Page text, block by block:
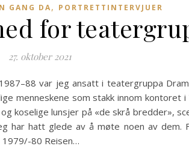
GANG DA, PORTRETTINTERVJUER
for
27. oktober 2021
var jeg ansatt i teatergruppa
menneskene som stakk innom kontoret
koselige lunsjer på «de skrå bredder»,
har hatt glede av å møte noen av
80 Reisen…